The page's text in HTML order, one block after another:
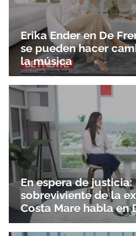
Erika Ender en De
se pueden hacer
la música
En espera de justicia:
sobreviviente de la
Costa Mare habla en